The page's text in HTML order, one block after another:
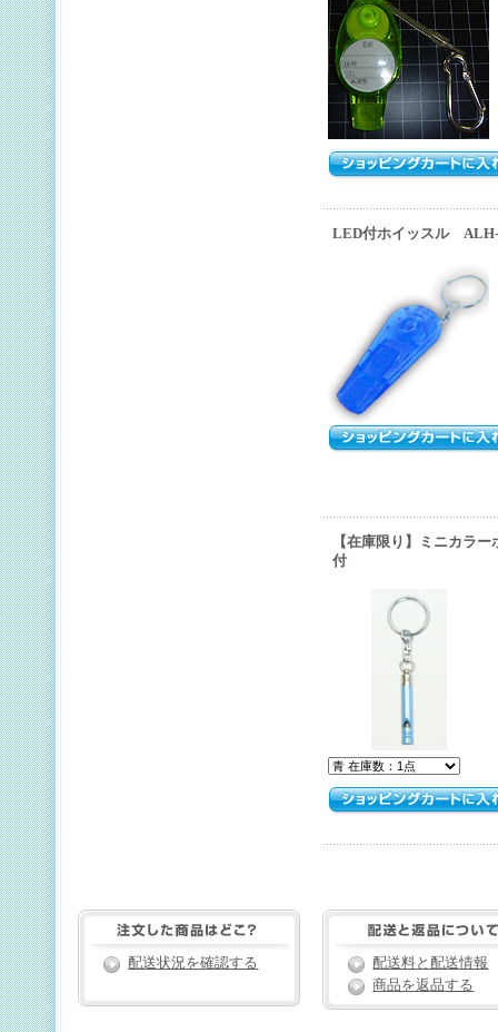
LED付ホイッスル
【在庫限り】ミニカラ
付
配送状況を確認する
配送料と配送情報
商品を返品する